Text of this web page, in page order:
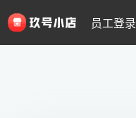
员工登录